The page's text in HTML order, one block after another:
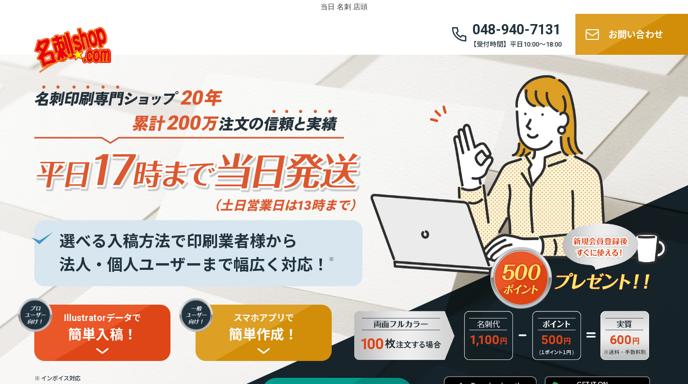
当日 名刺 店頭